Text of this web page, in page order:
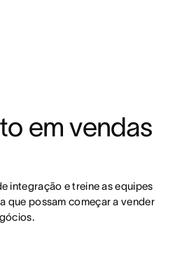
em vendas
integração e treine as equipes
que possam começar a vender